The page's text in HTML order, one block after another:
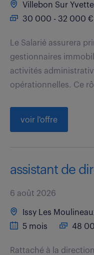
Villebon Sur Yvette
30 000 - 32 000 €
Le Salarié assurera
gestionnaires
activités
opérationnelles. Ce
voir l'offre
assistant de
6 août 2026
Issy Les
5 mois
48
Rattaché à la